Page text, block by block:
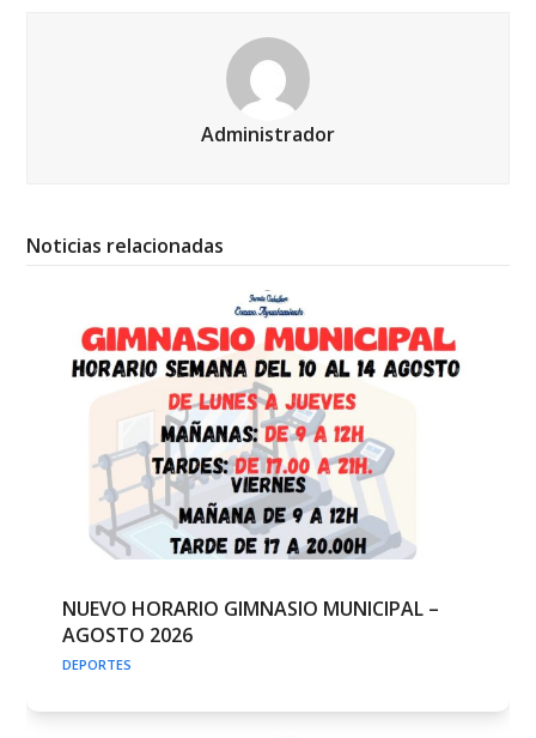
Administrador
Noticias relacionadas
NUEVO HORARIO GIMNASIO MUNICIPAL –
AGOSTO 2026
DEPORTES